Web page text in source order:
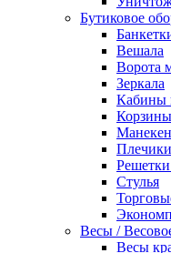
Бутиковое
Вешала
Ворота
Зеркала
Кабины
Плечики
Стулья
Весы /
Весы